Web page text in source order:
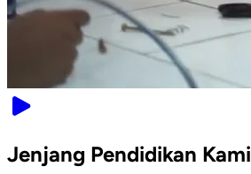
Jenjang Pendidikan Kami